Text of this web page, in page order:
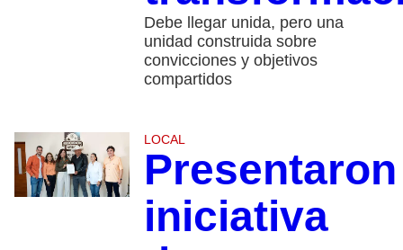
Debe llegar unida, pero una
unidad construida sobre
convicciones y objetivos
compartidos
LOCAL
Presentaron
iniciativa